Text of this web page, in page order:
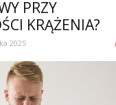
PRZY
KRĄŻENIA?
2025